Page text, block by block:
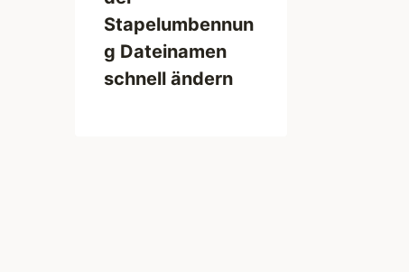
Stapelumbennun
g Dateinamen
schnell ändern